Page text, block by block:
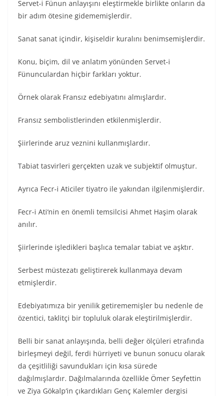
Servet-i Fünun anlayışını eleştirmekle birlikte onların da
bir adım ötesine gidememişlerdir.
Sanat sanat içindir, kişiseldir kuralını benimsemişlerdir.
Konu, biçim, dil ve anlatım yönünden Servet-i
Fünunculardan hiçbir farkları yoktur.
Örnek olarak Fransız edebiyatını almışlardır.
Fransız sembolistlerinden etkilenmişlerdir.
Şiirlerinde aruz veznini kullanmışlardır.
Tabiat tasvirleri gerçekten uzak ve subjektif olmuştur.
Ayrıca Fecr-i Aticiler tiyatro ile yakından ilgilenmişlerdir.
Fecr-i Ati‘nin en önemli temsilcisi Ahmet Haşim olarak
anılır.
Şiirlerinde işledikleri başlıca temalar tabiat ve aşktır.
Serbest müstezatı geliştirerek kullanmaya devam
etmişlerdir.
Edebiyatımıza bir yenilik getirememişler bu nedenle de
özentici, taklitçi bir topluluk olarak eleştirilmişlerdir.
Belli bir sanat anlayışında, belli değer ölçüleri etrafında
birleşmeyi değil, ferdi hürriyeti ve bunun sonucu olarak
da çeşitliliği savundukları için kısa sürede
dağılmışlardır. Dağılmalarında özellikle Ömer Seyfettin
ve Ziya Gökalp‘in çıkardıkları Genç Kalemler dergisi